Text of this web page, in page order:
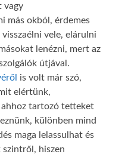
vagy
más okból, érdemes
vele, elárulni
lenézni, mert az
útjával.
is volt már szó,
elértünk,
tartozó tetteket
különben mind
maga lelassulhat és
szintről, hiszen